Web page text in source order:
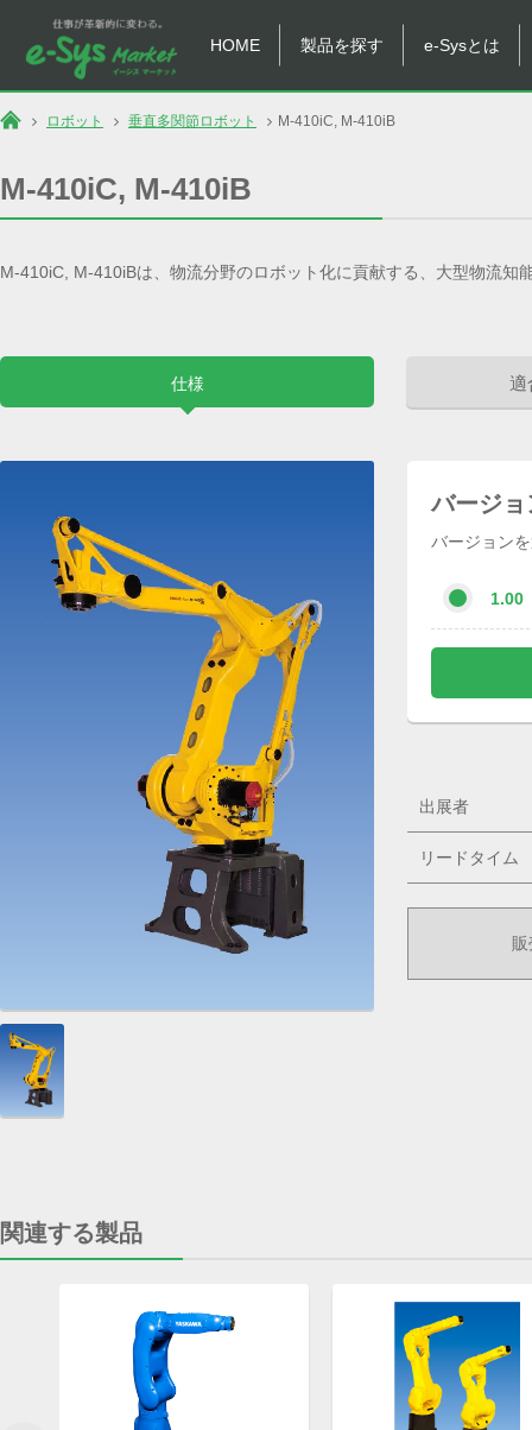
HOME 製品を探す e-Sysとは
ロボット 垂直多関節ロボット M-410iC, M-410iB
M-410iC, M-410iB
M-410iC, M-410iBは、物流分野のロボット化に貢献する、大型物流知
仕様 適
バージョ
バージョン
1.00
出展者
リードタイム
関連する製品